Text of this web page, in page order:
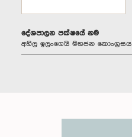
දේශපාලන පක්ෂයේ නම
අහිල ඉලංගෙයි මහජන කොංග්‍රසය